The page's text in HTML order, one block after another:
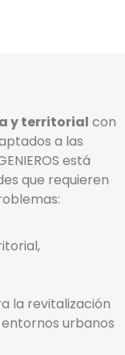
y territorial con
a las
está
que requieren
la revitalización
urbanos